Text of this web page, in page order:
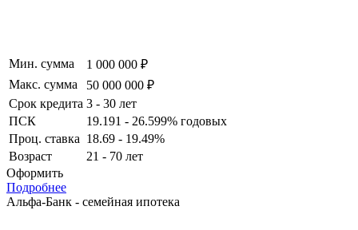
Мин. сумма
1 000 000 ₽
Макс. сумма
50 000 000 ₽
Срок кредита 3 - 30 лет
ПСК
19.191 - 26.599% годовых
Проц. ставка 18.69 - 19.49%
Возраст
21 - 70 лет
Оформить
Подробнее
Альфа-Банк - семейная ипотека